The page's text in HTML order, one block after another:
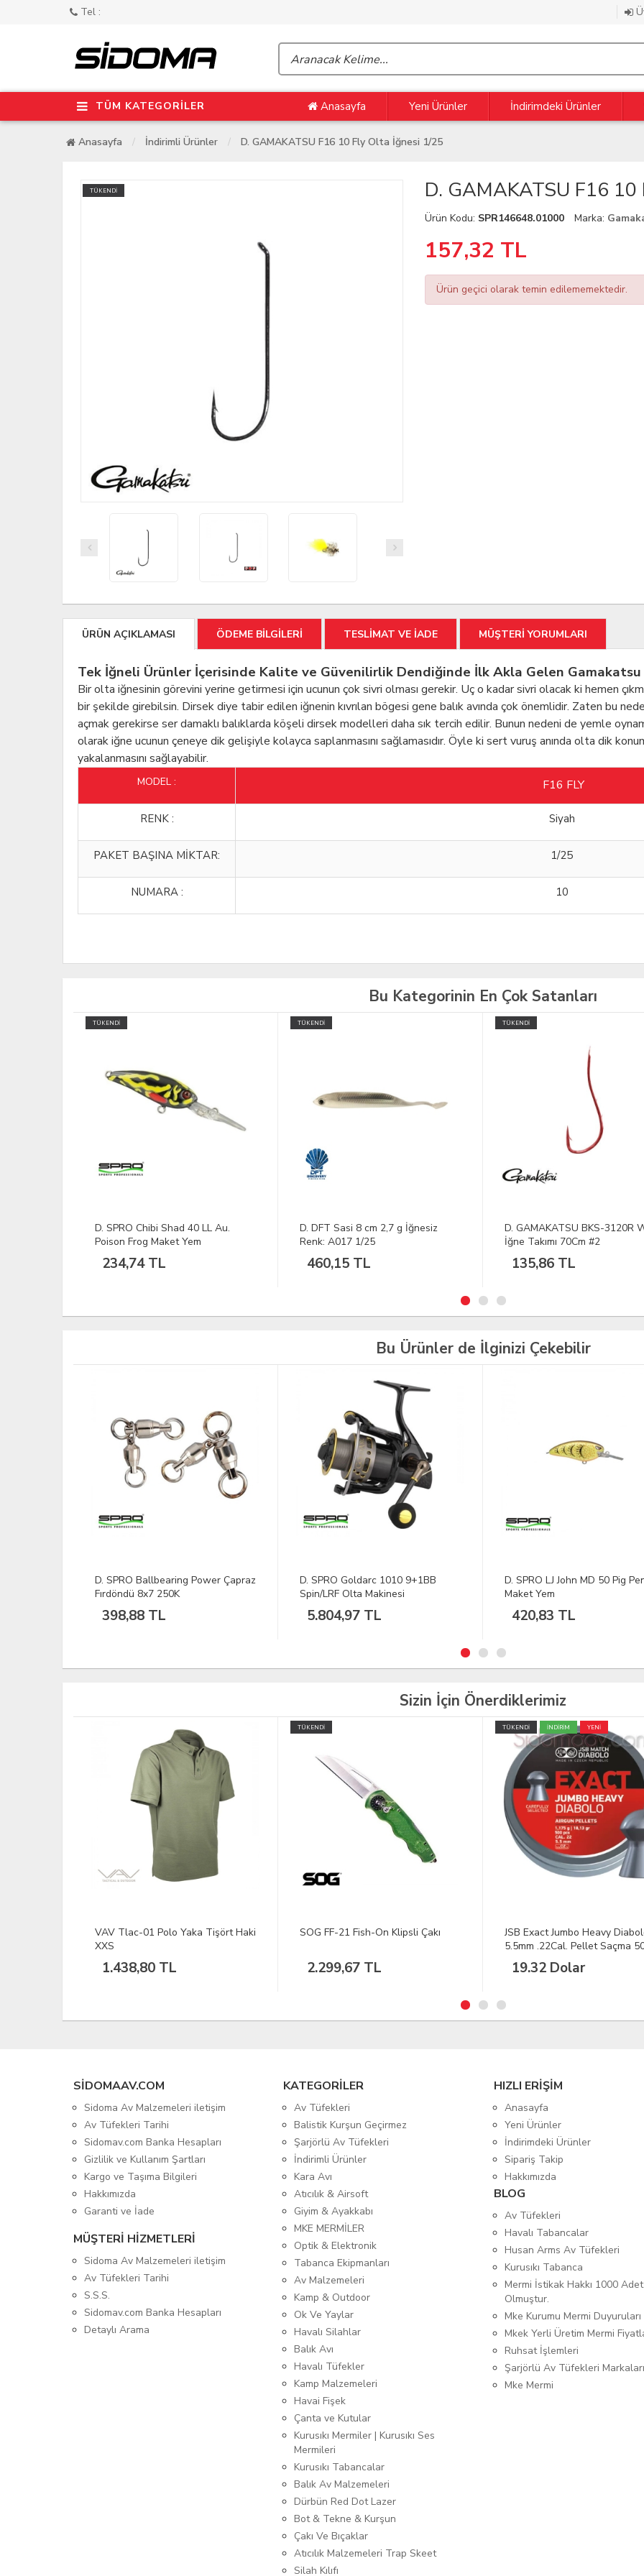
Tel :
TÜM KATEGORİLER Anasayfa Yeni Ürünler İndirimdeki Ürünler
Anasayfa İndirimli Ürünler D. GAMAKATSU F16 10 Fly Olta İğnesi 1/25
TÜKENDİ D. GAMAKATSU F16
Ürün Kodu: SPR146648.01000 Marka:
157,32 TL
Ürün geçici olarak temin edilememektedir.
ÜRÜN AÇIKLAMASI ÖDEME BİLGİLERİ TESLİMAT VE İADE MÜŞTERİ YORUMLARI
Tek İğneli Ürünler İçerisinde Kalite ve Güvenilirlik Dendiğinde İlk Akla Gelen
Bir olta iğnesinin görevini yerine getirmesi için ucunun çok sivri olması gerekir. Uç o kadar sivri olacak ki hemen
bir şekilde girebilsin. Dirsek diye tabir edilen iğnenin kıvrılan bögesi gene balık avında çok önemlidir. Zaten bu
açmak gerekirse ser damaklı balıklarda köşeli dirsek modelleri daha sık tercih edilir. Bunun nedeni de yemle
olarak iğne ucunun çeneye dik gelişiyle kolayca saplanmasını sağlamasıdır. Öyle ki sert vuruş anında olta dik
yakalanmasını sağlayabilir.
MODEL : F16 FLY
RENK : Siyah
PAKET BAŞINA MİKTAR: 1/25
NUMARA : 10
Bu Kategorinin En Çok Satanları
TÜKENDİ
D. SPRO Chibi Shad 40 LL Au.
Poison Frog Maket Yem
234,74 TL
TÜKENDİ
D. DFT Sasi 8 cm 2,7 g İğnesiz
Renk: A017 1/25
460,15 TL
TÜKENDİ
D. GAMAKATSU BKS-3120R
İğne Takımı 70Cm #2
135,86 TL
Bu Ürünler de İlginizi Çekebilir
D. SPRO Ballbearing Power Çapraz
Fırdöndü 8x7 250K
398,88 TL
D. SPRO Goldarc 1010 9+1BB
Spin/LRF Olta Makinesi
5.804,97 TL
D. SPRO LJ John MD 50 Pig
Maket Yem
420,83 TL
Sizin İçin Önerdiklerimiz
VAV Tlac-01 Polo Yaka Tişört Haki
XXS
1.438,80 TL
TÜKENDİ
SOG FF-21 Fish-On Klipsli Çakı
2.299,67 TL
TÜKENDİ İNDİRİM YENİ
JSB Exact Jumbo Heavy
5.5mm .22Cal. Pellet Saçma
Ad.19.32 Dolar
SIDOMAAV.COM
Sidoma Av Malzemeleri iletişim
Av Tüfekleri Tarihi
Sidomav.com Banka Hesapları
Gizlilik ve Kullanım Şartları
Kargo ve Taşıma Bilgileri
Hakkımızda
Garanti ve İade
MÜŞTERİ HİZMETLERİ
Sidoma Av Malzemeleri iletişim
Av Tüfekleri Tarihi
S.S.S.
Sidomav.com Banka Hesapları
Detaylı Arama
KATEGORİLER
Av Tüfekleri
Balistik Kurşun Geçirmez
Şarjörlü Av Tüfekleri
İndirimli Ürünler
Kara Avı
Atıcılık & Airsoft
Giyim & Ayakkabı
MKE MERMİLER
Optik & Elektronik
Tabanca Ekipmanları
Av Malzemeleri
Kamp & Outdoor
Ok Ve Yaylar
Havalı Silahlar
Balık Avı
Havalı Tüfekler
Kamp Malzemeleri
Havai Fişek
Çanta ve Kutular
Kurusıkı Mermiler | Kurusıkı Ses
Mermileri
Kurusıkı Tabancalar
Balık Av Malzemeleri
Dürbün Red Dot Lazer
Bot & Tekne & Kurşun
Çakı Ve Bıçaklar
Atıcılık Malzemeleri Trap Skeet
Silah Kılıfı
HIZLI ERİŞİM
Anasayfa
Yeni Ürünler
İndirimdeki Ürünler
Sipariş Takip
Hakkımızda
BLOG
Av Tüfekleri
Havalı Tabancalar
Husan Arms Av Tüfekleri
Kurusıkı Tabanca
Mermi İstikak Hakkı 1000 Adet
Olmuştur.
Mke Kurumu Mermi
Mkek Yerli Üretim Mermi
Ruhsat İşlemleri
Şarjörlü Av Tüfekleri Markaları
Mke Mermi